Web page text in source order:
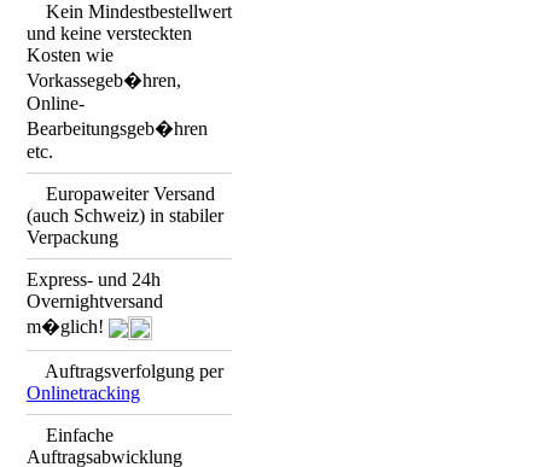
Kein Mindestbestellwert
und keine versteckten
Kosten wie
Vorkassegeb�hren,
Online-
Bearbeitungsgeb�hren
etc.
Europaweiter Versand
(auch Schweiz) in stabiler
Verpackung
Express- und 24h
Overnightversand
m�glich!
Auftragsverfolgung per
Onlinetracking
Einfache
Auftragsabwicklung